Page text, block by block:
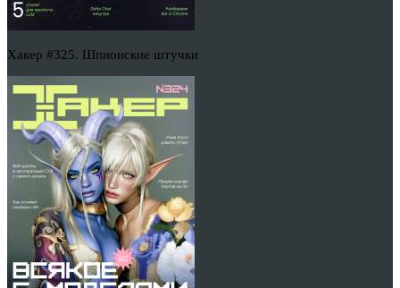
Хакер #325. Шпионские штучки